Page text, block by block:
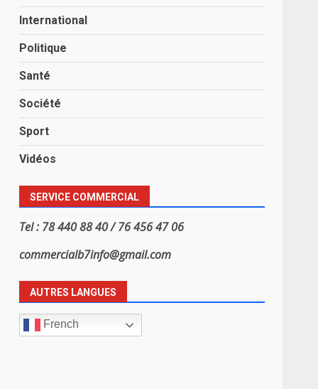
International
Politique
Santé
Société
Sport
Vidéos
SERVICE COMMERCIAL
Tel : 78 440 88 40 / 76 456 47 06
commercialb7info@gmail.com
AUTRES LANGUES
French